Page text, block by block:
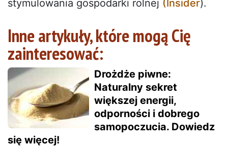
stymulowania gospodarki rolnej (Insider).
Inne artykuły, które mogą Cię
zainteresować:
Drożdże piwne:
Naturalny sekret
większej energii,
odporności i dobrego
samopoczucia. Dowiedz
się więcej!